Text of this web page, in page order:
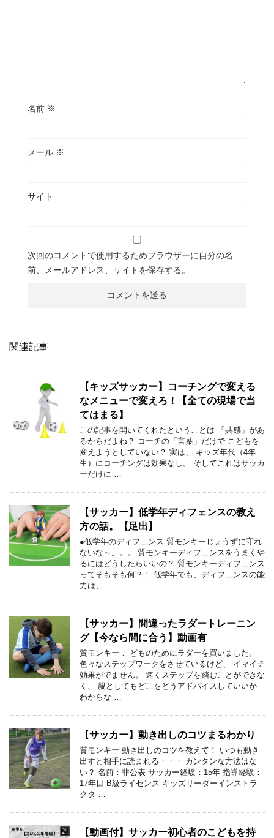
名前 ※
メール ※
サイト
次回のコメントで使用するためブラウザーに自分の名
前、メールアドレス、サイトを保存する。
関連記事
【キッズサッカー】コーチングで変える
なメニューで変えろ！【全ての現場で当
てはまる】
この記事を開いてくれたということは 「共感」があ
るからだよね？ コーチの「言葉」だけで こどもを
変えようとしていない？ 実は、 キッズ年代（4年
生）にコーチングは効果なし。 そしてこれはサッカ
ーだけに …
【サッカー】低学年ディフェンスの教え
方の話。【足出】
●低学年のディフェンス 質モンキーじょうずに守れ
ないな～。。。 質モンキーディフェンスをうまくや
るにはどうしたらいいの？ 質モンキーディフェンス
ってそもそも何？！ 低学年でも、ディフェンスの能
力は、 …
【サッカー】間違ったラダートレーニン
グ【今なら間に合う】動画有
質モンキー こどものためにラダーを買いました。
色々なステップワークをさせているけど、 イマイチ
効果がでません。 速くステップを踏むことができな
く、 親としてもどこをどうアドバイスしていいか
わからな …
【サッカー】動き出しのコツまるわかり
質モンキー 動き出しのコツを教えて！ いつも動き
出すと相手に読まれる・・・ カンタンな方法はな
い？ 名前：非公表 サッカー経験：15年 指導経験：
17年目 B級ライセンス キッズリーダーインストラ
クタ …
【動画付】サッカー初心者のこどもを持